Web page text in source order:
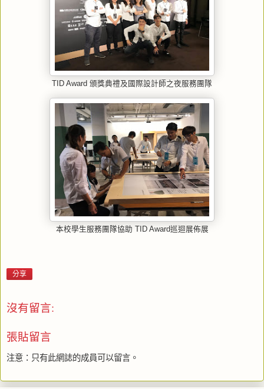
TID Award 頒獎典禮及國際設計師之夜服務團隊
本校學生服務團隊協助 TID Award巡迴展佈展
分享
沒有留言:
張貼留言
注意：只有此網誌的成員可以留言。